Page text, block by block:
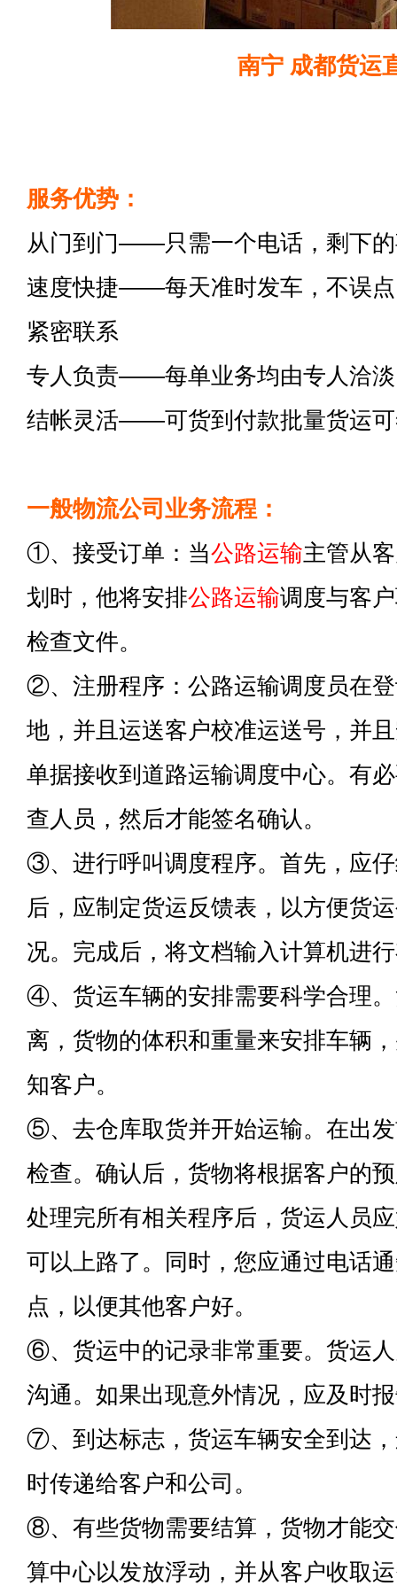
南宁 成都货运
服务优势：
从门到门——只需一个电话，剩下
速度快捷——每天准时发车，不误
紧密联系
专人负责——每单业务均由专人洽
结帐灵活——可货到付款批量货运
一般物流公司业务流程：
①、接受订单：当公路运输主管从
划时，他将安排公路运输调度与客
检查文件。
②、注册程序：公路运输调度员在
地，并且运送客户校准运送号，并
单据接收到道路运输调度中心。有
查人员，然后才能签名确认。
③、进行呼叫调度程序。首先，应
后，应制定货运反馈表，以方便货
况。完成后，将文档输入计算机进
④、货运车辆的安排需要科学合理
离，货物的体积和重量来安排车辆
知客户。
⑤、去仓库取货并开始运输。在出
检查。确认后，货物将根据客户的
处理完所有相关程序后，货运人员
可以上路了。同时，您应通过电话
点，以便其他客户好。
⑥、货运中的记录非常重要。货运
沟通。如果出现意外情况，应及时
⑦、到达标志，货运车辆安全到达
时传递给客户和公司。
⑧、有些货物需要结算，货物才能
算中心以发放浮动，并从客户收取